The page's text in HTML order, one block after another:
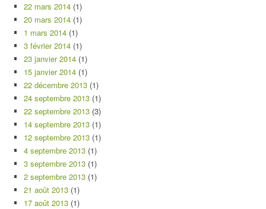
22 mars 2014 (1)
20 mars 2014 (1)
1 mars 2014 (1)
3 février 2014 (1)
23 janvier 2014 (1)
15 janvier 2014 (1)
22 décembre 2013 (1)
24 septembre 2013 (1)
22 septembre 2013 (3)
14 septembre 2013 (1)
12 septembre 2013 (1)
4 septembre 2013 (1)
3 septembre 2013 (1)
2 septembre 2013 (1)
21 août 2013 (1)
17 août 2013 (1)